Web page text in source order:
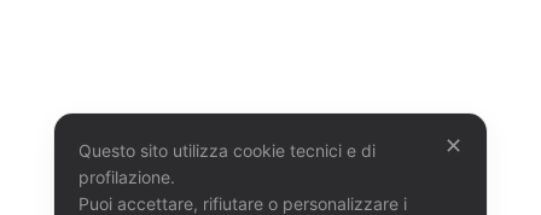
✕
Questo sito utilizza cookie tecnici e di
profilazione.
Puoi accettare, rifiutare o personalizzare i